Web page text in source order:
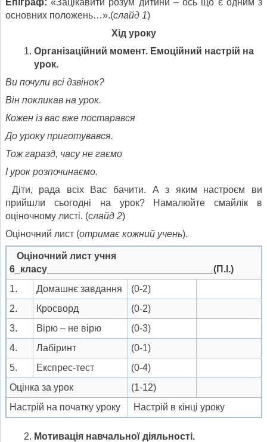
основних положень…».(слайд 1)
Хід уроку
Організаційний момент. Емоційний настрій на
урок.
Ви почули всі дзвінок?
Він покликав на урок.
Кожен із вас вже постарався
До уроку приготувався.
Тож гаразд, часу не гаємо
І урок розпочинаємо.
Діти, рада всіх Вас бачити. А з яким настроєм ви
прийшли сьогодні на урок? Намалюйте смайлік в
оціночному листі. (слайд 2)
Оціночний лист (отримає кожний учень).
Оціночний лист учня
6_класу_______________________________(П.І.)
1.
Домашнє завдання
(0-2)
2.
Кросворд
(0-2)
3.
Вірю – не вірю
(0-3)
4.
Лабіринт
(0-1)
5.
Експрес-тест
(0-4)
Оцінка за урок
(1-12)
Настрій на початку уроку
Настрій в кінці уроку
Мотивація навчальної діяльності.